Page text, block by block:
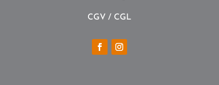
CGV / CGL